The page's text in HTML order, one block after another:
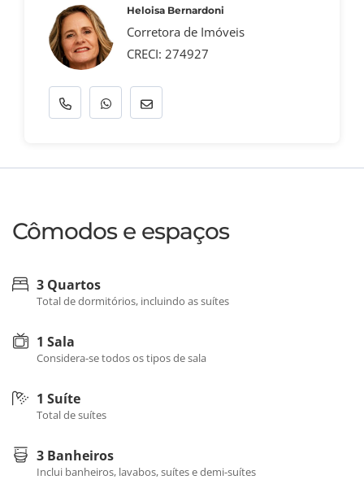
Heloisa Bernardoni
Corretora de Imóveis
CRECI: 274927
Cômodos e espaços
3 Quartos
Total de dormitórios, incluindo as suítes
1 Sala
Considera-se todos os tipos de sala
1 Suíte
Total de suítes
3 Banheiros
Inclui banheiros, lavabos, suítes e demi-suítes